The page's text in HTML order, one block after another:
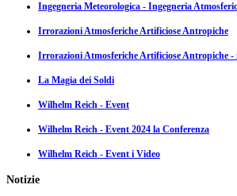
Ingegneria Meteorologica - Ingegneria
Irrorazioni Atmosferiche Artificiose Antropiche
Irrorazioni Atmosferiche Artificiose Antropiche -
La Magia dei Soldi
Wilhelm Reich - Event
Wilhelm Reich - Event 2024 la Conferenza
Wilhelm Reich - Event i Video
Notizie